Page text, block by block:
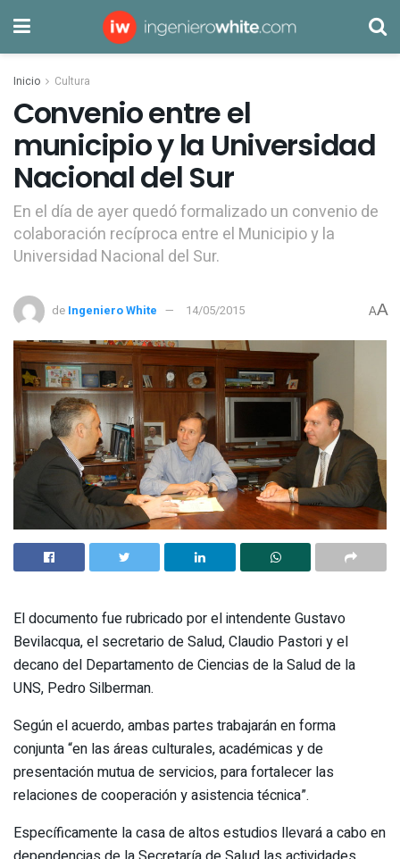
Inicio Cultura
Convenio entre el
municipio y la Universidad
Nacional del Sur
En el día de ayer quedó formalizado un convenio de
colaboración recíproca entre el Municipio y la
Universidad Nacional del Sur.
de Ingeniero White 14/05/2015 AA
El documento fue rubricado por el intendente Gustavo
Bevilacqua, el secretario de Salud, Claudio Pastori y el
decano del Departamento de Ciencias de la Salud de la
UNS, Pedro Silberman.
Según el acuerdo, ambas partes trabajarán en forma
conjunta “en las áreas culturales, académicas y de
presentación mutua de servicios, para fortalecer las
relaciones de cooperación y asistencia técnica”.
Específicamente la casa de altos estudios llevará a cabo en